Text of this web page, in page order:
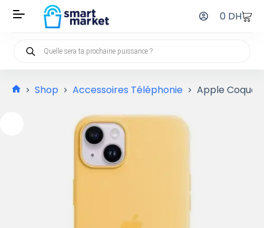
0 DH
Shop Accessoires Téléphonie Apple Coque